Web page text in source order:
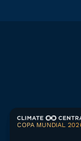
COPA MUNDIAL